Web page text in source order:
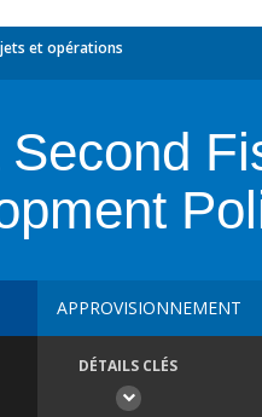
et opérations
Second
APPROVISIONNEMENT
DÉTAILS CLÉS